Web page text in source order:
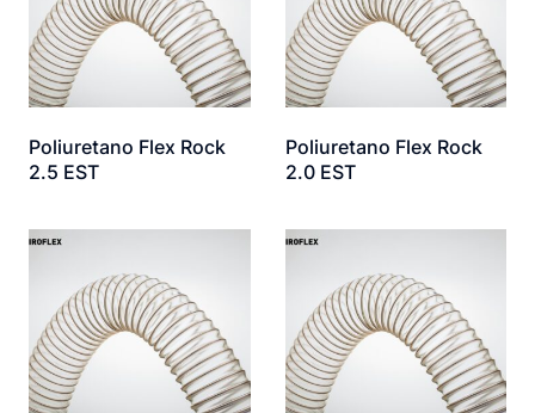
Poliuretano Flex Rock
2.5 EST
Poliuretano Flex Rock
2.0 EST